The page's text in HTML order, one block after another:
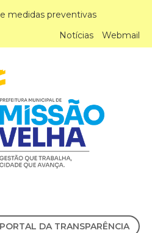
medidas preventivas
Notícias
Webmail
PORTAL DA TRANSPARÊNCIA